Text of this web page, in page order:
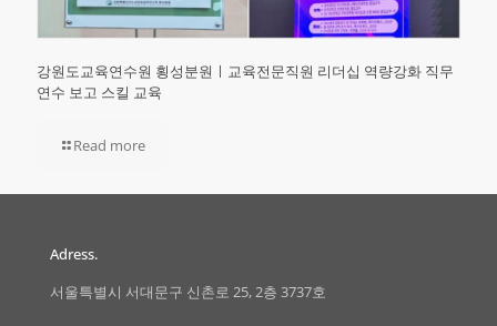
강원도교육연수원 횡성분원ㅣ교육전문직원 리더십 역량강화 직무
연수 보고 스킬 교육
Read more
Adress.
서울특별시 서대문구 신촌로 25, 2층 3737호